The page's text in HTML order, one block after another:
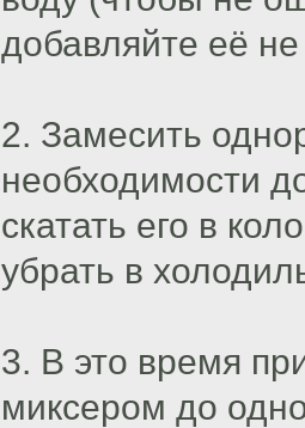
добавляйте её
2. Замесить
необходимости
скатать его в
убрать в
3. В это время
миксером до